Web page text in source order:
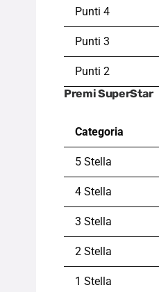
Punti 4
Punti 3
Punti 2
Premi SuperStar
Categoria
5 Stella
4 Stella
3 Stella
2 Stella
1 Stella